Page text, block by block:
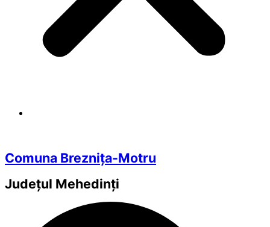
Comuna Breznița-Motru
Județul Mehedinți